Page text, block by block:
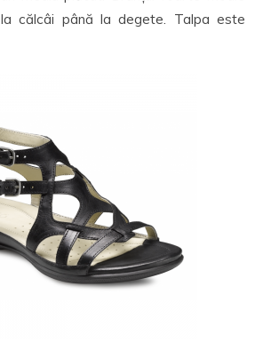
călcâi până la degete. Talpa este